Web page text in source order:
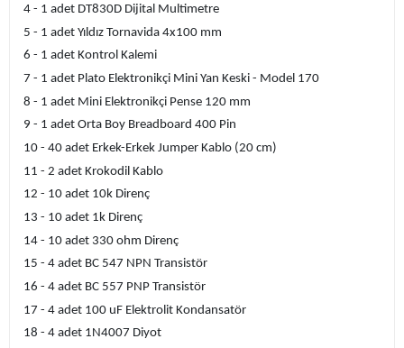
4 - 1 adet DT830D Dijital Multimetre
5 - 1 adet Yıldız Tornavida 4x100 mm
6 - 1 adet Kontrol Kalemi
7 - 1 adet Plato Elektronikçi Mini Yan Keski - Model 170
8 - 1 adet Mini Elektronikçi Pense 120 mm
9 - 1 adet Orta Boy Breadboard 400 Pin
10 - 40 adet Erkek-Erkek Jumper Kablo (20 cm)
11 - 2 adet Krokodil Kablo
12 - 10 adet 10k Direnç
13 - 10 adet 1k Direnç
14 - 10 adet 330 ohm Direnç
15 - 4 adet BC 547 NPN Transistör
16 - 4 adet BC 557 PNP Transistör
17 - 4 adet 100 uF Elektrolit Kondansatör
18 - 4 adet 1N4007 Diyot